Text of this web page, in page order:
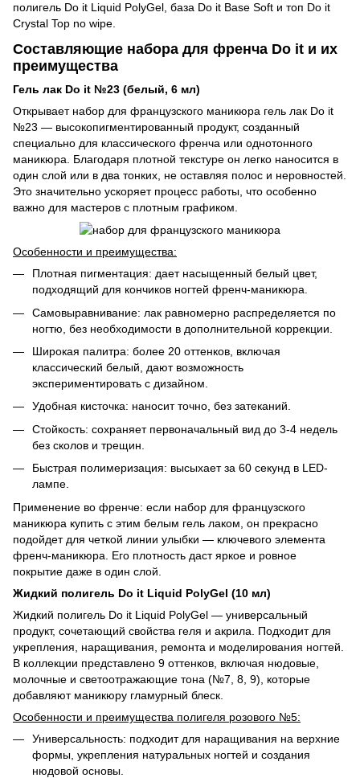
полигель Do it Liquid PolyGel, база Do it Base Soft и топ Do it
Crystal Top no wipe.
Составляющие набора для френча Do it и их
преимущества
Гель лак Do it №23 (белый, 6 мл)
Открывает набор для французского маникюра гель лак Do it
№23 — высокопигментированный продукт, созданный
специально для классического френча или однотонного
маникюра. Благодаря плотной текстуре он легко наносится в
один слой или в два тонких, не оставляя полос и неровностей.
Это значительно ускоряет процесс работы, что особенно
важно для мастеров с плотным графиком.
Особенности и преимущества:
Плотная пигментация: дает насыщенный белый цвет,
подходящий для кончиков ногтей френч-маникюра.
Самовыравнивание: лак равномерно распределяется по
ногтю, без необходимости в дополнительной коррекции.
Широкая палитра: более 20 оттенков, включая
классический белый, дают возможность
экспериментировать с дизайном.
Удобная кисточка: наносит точно, без затеканий.
Стойкость: сохраняет первоначальный вид до 3-4 недель
без сколов и трещин.
Быстрая полимеризация: высыхает за 60 секунд в LED-
лампе.
Применение во френче: если набор для французского
маникюра купить с этим белым гель лаком, он прекрасно
подойдет для четкой линии улыбки — ключевого элемента
френч-маникюра. Его плотность даст яркое и ровное
покрытие даже в один слой.
Жидкий полигель Do it Liquid PolyGel (10 мл)
Жидкий полигель Do it Liquid PolyGel — универсальный
продукт, сочетающий свойства геля и акрила. Подходит для
укрепления, наращивания, ремонта и моделирования ногтей.
В коллекции представлено 9 оттенков, включая нюдовые,
молочные и светоотражающие тона (№7, 8, 9), которые
добавляют маникюру гламурный блеск.
Особенности и преимущества полигеля розового №5:
Универсальность: подходит для наращивания на верхние
формы, укрепления натуральных ногтей и создания
нюдовой основы.